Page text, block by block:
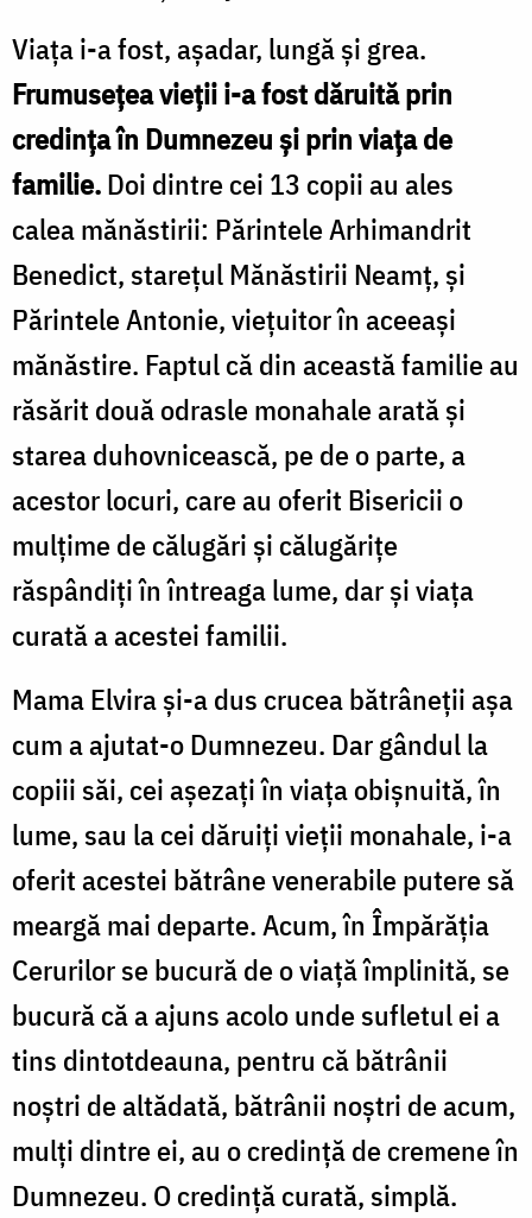
Viaţa i-a fost, aşadar, lungă şi grea.
Frumuseţea vieţii i-a fost dăruită prin
credinţa în Dumnezeu şi prin viaţa de
familie.Doi dintre cei 13 copii au ales
calea mănăstirii: Părintele Arhimandrit
Benedict, stareţul Mănăstirii Neamţ, şi
Părintele Antonie, vieţuitor în aceeaşi
mănăstire. Faptul că din această familie au
răsărit două odrasle monahale arată şi
starea duhovnicească, pe de o parte, a
acestor locuri, care au oferit Bisericii o
mulţime de călugări şi călugăriţe
răspândiţi în întreaga lume, dar şi viaţa
curată a acestei familii.
Mama Elvira și-a dus crucea bătrâneţii aşa
cum a ajutat-o Dumnezeu. Dar gândul la
copiii săi, cei aşezaţi în viaţa obişnuită, în
lume, sau la cei dăruiţi vieţii monahale, i-a
oferit acestei bătrâne venerabile putere să
meargă mai departe. Acum, în Împărăţia
Cerurilor se bucură de o viaţă împlinită, se
bucură că a ajuns acolo unde sufletul ei a
tins dintotdeauna, pentru că bătrânii
noştri de altădată, bătrânii noştri de acum,
mulţi dintre ei, au o credinţă de cremene în
Dumnezeu. O credinţă curată, simplă.